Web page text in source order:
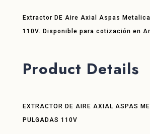
Extractor DE Aire Axial Aspas
110V. Disponible para cotización en
Product Details
EXTRACTOR DE AIRE AXIAL ASPAS
PULGADAS 110V